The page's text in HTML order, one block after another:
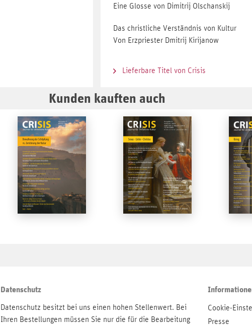
Eine Glosse von Dimitrij Olschanskij
Das christliche Verständnis von Kultur
Von Erzpriester Dmitrij Kirijanow
Lieferbare Titel von Crisis
Kunden kauften auch
Datenschutz
Datenschutz besitzt bei uns einen hohen Stellenwert. Bei
Ihren Bestellungen müssen Sie nur die für die Bearbeitung
Cookie-
Presse